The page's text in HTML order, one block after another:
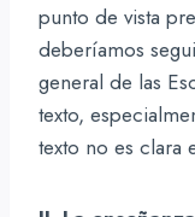
punto de vista
deberíamos
general de las
texto,
texto no es clara